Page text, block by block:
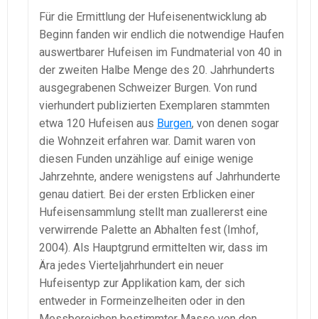
Für die Ermittlung der Hufeisenentwicklung ab
Beginn fanden wir endlich die notwendige Haufen
auswertbarer Hufeisen im Fundmaterial von 40 in
der zweiten Halbe Menge des 20. Jahrhunderts
ausgegrabenen Schweizer Burgen. Von rund
vierhundert publizierten Exemplaren stammten
etwa 120 Hufeisen aus Burgen, von denen sogar
die Wohnzeit erfahren war. Damit waren von
diesen Funden unzählige auf einige wenige
Jahrzehnte, andere wenigstens auf Jahrhunderte
genau datiert. Bei der ersten Erblicken einer
Hufeisensammlung stellt man zuallererst eine
verwirrende Palette an Abhalten fest (Imhof,
2004). Als Hauptgrund ermittelten wir, dass im
Ära jedes Vierteljahrhundert ein neuer
Hufeisentyp zur Applikation kam, der sich
entweder in Formeinzelheiten oder in den